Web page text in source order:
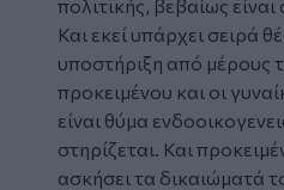
πολιτικής, βεβαίως
Και εκεί υπάρχει σειρά
υποστήριξη από μέρους
προκειμένου και οι
είναι θύμα
στηρίζεται. Και
ασκήσει τα δικαιώματά